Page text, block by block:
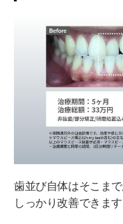
歯並び自体はそこま
しっかり改善できます